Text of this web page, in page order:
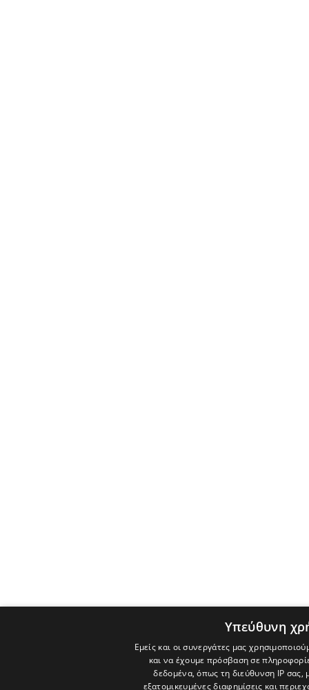
Υπεύθυνη
Εμείς και οι συνεργάτες μας
και να έχουμε πρόσβαση σε
δεδομένα, όπως τη διεύθυνση IP σας,
εξατομικευμένες διαφημίσεις και